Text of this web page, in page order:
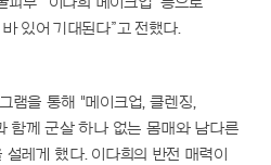
바 있어 기대된다”고 전했다.
램을 통해 "메이크업, 클렌징,
함께 군살 하나 없는 몸매와 남다른
레게 했다. 이다희의 반전 매력이